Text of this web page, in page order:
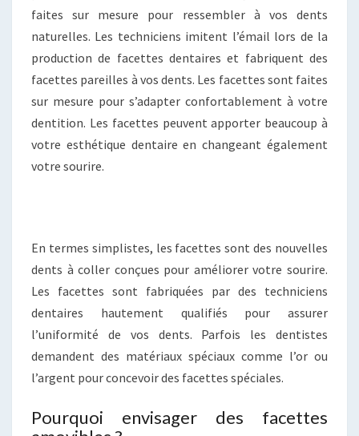
faites sur mesure pour ressembler à vos dents
naturelles. Les techniciens imitent l’émail lors de la
production de facettes dentaires et fabriquent des
facettes pareilles à vos dents. Les facettes sont faites
sur mesure pour s’adapter confortablement à votre
dentition. Les facettes peuvent apporter beaucoup à
votre esthétique dentaire en changeant également
votre sourire.
En termes simplistes, les facettes sont des nouvelles
dents à coller conçues pour améliorer votre sourire.
Les facettes sont fabriquées par des techniciens
dentaires hautement qualifiés pour assurer
l’uniformité de vos dents. Parfois les dentistes
demandent des matériaux spéciaux comme l’or ou
l’argent pour concevoir des facettes spéciales.
Pourquoi envisager des facettes